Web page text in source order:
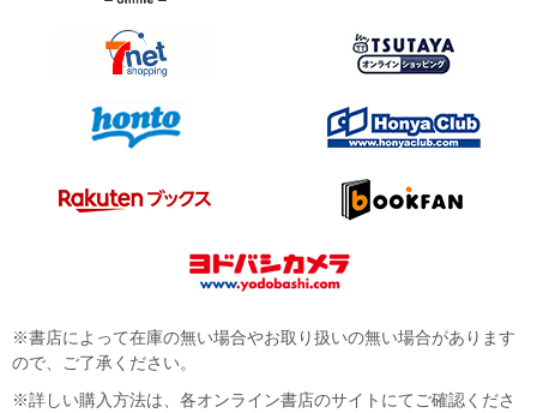
※書店によって在庫の無い場合やお取り扱いの無い場合があります
ので、ご了承ください。
※詳しい購入方法は、各オンライン書店のサイトにてご確認くださ